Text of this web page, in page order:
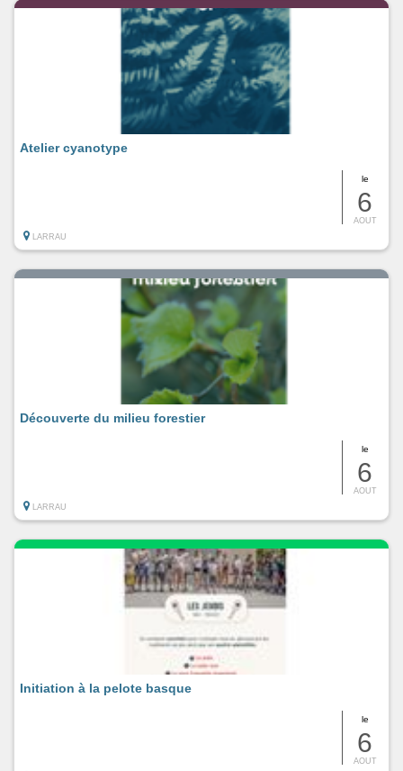
le
6
AOUT
Atelier cyanotype
LARRAU
le
6
AOUT
Découverte du milieu forestier
LARRAU
le
6
AOUT
Initiation à la pelote basque